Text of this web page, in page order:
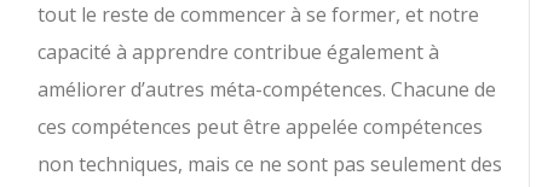
tout le reste de commencer à se former, et notre
capacité à apprendre contribue également à
améliorer d’autres méta-compétences. Chacune de
ces compétences peut être appelée compétences
non techniques, mais ce ne sont pas seulement des